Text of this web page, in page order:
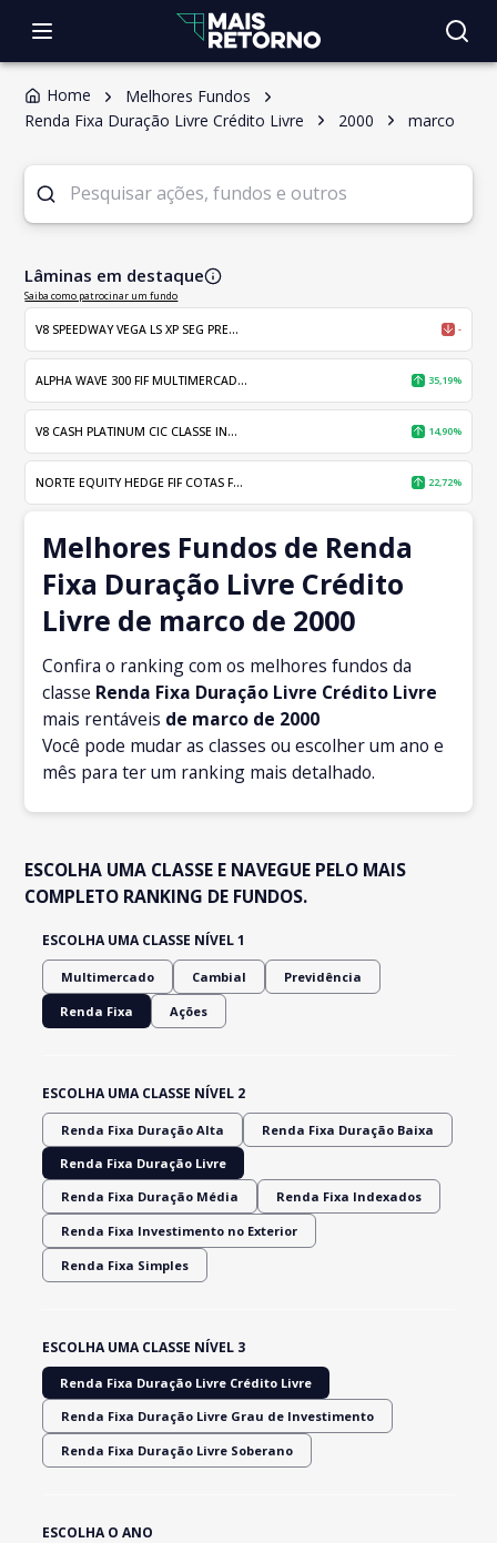
Home
Melhores Fundos
Renda Fixa Duração Livre Crédito Livre
2000 marco
Lâminas em destaque
Saiba como patrocinar um fundo
V8 SPEEDWAY VEGA LS XP SEG PRE... -
ALPHA WAVE 300 FIF MULTIMERCAD... 35,19%
V8 CASH PLATINUM CIC CLASSE IN... 14,90%
NORTE EQUITY HEDGE FIF COTAS F... 22,72%
Melhores Fundos de Renda
Fixa Duração Livre Crédito
Livre de marco de 2000
Confira o ranking com os melhores fundos da
classe Renda Fixa Duração Livre Crédito Livre
mais rentáveis de marco de 2000
Você pode mudar as classes ou escolher um ano e
mês para ter um ranking mais detalhado.
ESCOLHA UMA CLASSE E NAVEGUE PELO MAIS
COMPLETO RANKING DE FUNDOS.
ESCOLHA UMA CLASSE NÍVEL 1
Multimercado Cambial Previdência
Renda Fixa Ações
ESCOLHA UMA CLASSE NÍVEL 2
Renda Fixa Duração Alta
Renda Fixa Duração Baixa
Renda Fixa Duração Livre
Renda Fixa Duração Média
Renda Fixa Indexados
Renda Fixa Investimento no Exterior
Renda Fixa Simples
ESCOLHA UMA CLASSE NÍVEL 3
Renda Fixa Duração Livre Crédito Livre
Renda Fixa Duração Livre Grau de Investimento
Renda Fixa Duração Livre Soberano
ESCOLHA O ANO